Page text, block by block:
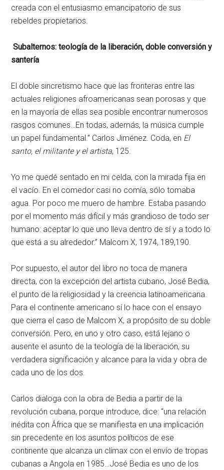
creada con el entusiasmo emancipatorio de sus
rebeldes propietarios.
Subalternos: teología de la liberación, doble conversión y
santería
El doble sincretismo hace que las fronteras entre las
actuales religiones afroamericanas sean porosas y que
en la mayoría de ellas sea posible encontrar numerosos
rasgos comunes…En todas, además, la música cumple
un papel fundamental.” Carlos Jiménez. Coda, en El
santo, el militante y el artista, 125.
Yo me quedé sentado en mi celda, con la mirada fija en
el vacío. En el comedor casi no comía, sólo tomaba
agua. Por poco me muero de hambre. Estaba pasando
por el momento más difícil y más grandioso de todo ser
humano: aceptar lo que uno lleva dentro de sí y a todo lo
que está a su alrededor.” Malcom X, 1974, 189,190.
Por supuesto, el autor del libro no toca de manera
directa, con la excepción del artista cubano, José Bedia,
el punto de la religiosidad y la creencia latinoamericana.
Para el continente americano sí lo hace con el ensayo
que cierra el caso de Malcom X, a propósito de su doble
conversión. Pero, en uno y otro caso, está lejano o
ausente el asunto de la teología de la liberación, su
verdadera significación y alcance para la vida y obra de
cada uno de los dos.
Carlos dialoga con la obra de Bedia a partir de la
revolución cubana, porque introduce, dice: “una relación
inédita con África que se manifiesta en una implicación
sin precedente en los asuntos políticos de ese
continente que alcanza un clímax con el envío de tropas
cubanas a Angola en 1985…José Bedia es uno de los